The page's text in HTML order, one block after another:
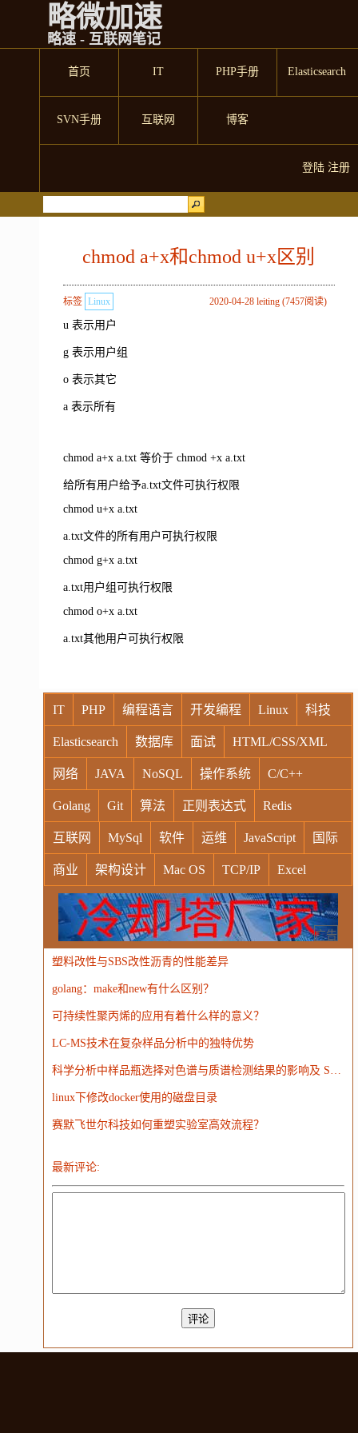
略微加速
略速 - 互联网笔记
首页 IT PHP手册 Elasticsearch
SVN手册 互联网 博客
登陆 注册
chmod a+x和chmod u+x区别
2020-04-28 leiting (7457阅读)
标签 Linux
u 表示用户
g 表示用户组
o 表示其它
a 表示所有
chmod a+x a.txt 等价于 chmod +x a.txt
给所有用户给予a.txt文件可执行权限
chmod u+x a.txt
a.txt文件的所有用户可执行权限
chmod g+x a.txt
a.txt用户组可执行权限
chmod o+x a.txt
a.txt其他用户可执行权限
IT PHP 编程语言 开发编程 Linux 科技
Elasticsearch 数据库 面试 HTML/CSS/XML
网络 JAVA NoSQL 操作系统 C/C++
Golang Git 算法 正则表达式 Redis
互联网 MySql 软件 运维 JavaScript 国际
商业 架构设计 Mac OS TCP/IP Excel
Windows Oracle Socket VR Vim
MongoDB 运营 Python MemCache 硬件
电子 娱乐 设计 摄影 nginx
WordPress HTTP 团建
广告
塑料改性与SBS改性沥青的性能差异
golang：make和new有什么区别？
可持续性聚丙烯的应用有着什么样的意义？
LC-MS技术在复杂样品分析中的独特优势
科学分析中样品瓶选择对色谱与质谱检测结果的影响及 SureSTART 解决方案
linux下修改docker使用的磁盘目录
赛默飞世尔科技如何重塑实验室高效流程？
最新评论: